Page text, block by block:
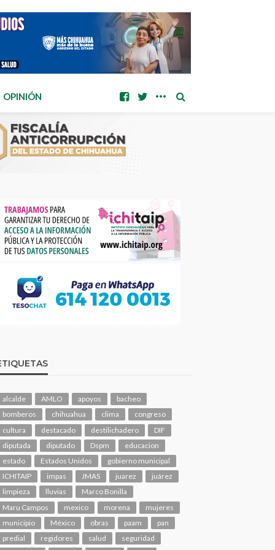
OPINIÓN
alcalde AMLO apoyos
bacheo
bomberos
chihuahua clima
congreso
cultura
destacado destilichadero
DIF
diputada
diputado Dspm
educacion
estado
Estados Unidos
gobierno municipal
ICHITAIP
impas JMAS juarez
juárez
limpieza
lluvias
Marco Bonilla
Maru Campos
mexico morena
mujeres
municipio
México obras paam
pan
predial
regidores salud
seguridad